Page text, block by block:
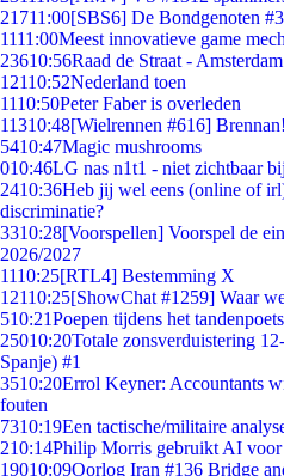
21711:00[SBS6] De Bondgenoten
1111:00Meest innovatieve game
23610:56Raad de Straat -
12110:52Nederland toen
1110:50Peter Faber is overleden
11310:48[Wielrennen #616] Brennan!
5410:47Magic mushrooms
010:46LG nas n1t1 - niet zichtbaar
2410:36Heb jij wel eens (online of
discriminatie?
3310:28[Voorspellen] Voorspel de
2026/2027
1110:25[RTL4] Bestemming X
12110:25[ShowChat #1259] Waar
510:21Poepen tijdens het
25010:20Totale zonsverduistering
Spanje) #1
3510:20Errol Keyner: Accountants
fouten
7310:19Een tactische/militaire
210:14Philip Morris gebruikt AI voor
19010:09Oorlog Iran #136 Bridge